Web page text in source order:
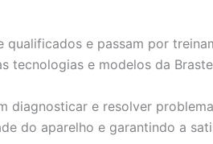
qualificados e passam por
tecnologias e modelos da
diagnosticar e resolver
do aparelho e garantindo a